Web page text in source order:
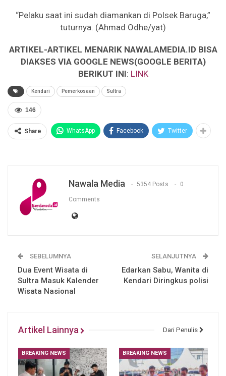
“Pelaku saat ini sudah diamankan di Polsek Baruga,”
tuturnya. (Ahmad Odhe/yat)
ARTIKEL-ARTIKEL MENARIK NAWALAMEDIA.ID BISA
DIAKSES VIA GOOGLE NEWS(GOOGLE BERITA)
BERIKUT INI: LINK
Kendari Pemerkosaan Sultra
146
Share WhatsApp Facebook Twitter
Nawala Media 5354 Posts 0
Comments
SEBELUMNYA
Dua Event Wisata di
Sultra Masuk Kalender
Wisata Nasional
SELANJUTNYA
Edarkan Sabu, Wanita di
Kendari Diringkus polisi
Artikel Lainnya Dari Penulis
BREAKING NEWS BREAKING NEWS